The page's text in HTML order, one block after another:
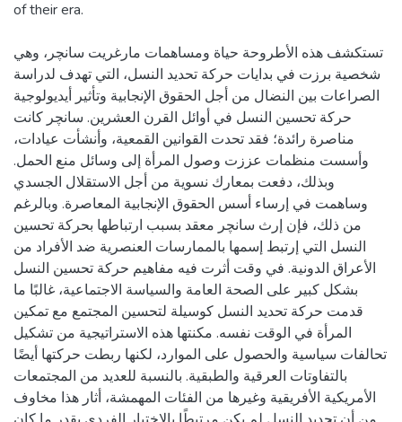
تستكشف هذه الأطروحة حياة ومساهمات مارغريت سانچر، وهي
شخصية برزت في بدايات حركة تحديد النسل، التي تهدف لدراسة
الصراعات بين النضال من أجل الحقوق الإنجابية وتأثير أيديولوجية
حركة تحسين النسل في أوائل القرن العشرين. سانچر كانت
مناصرة رائدة؛ فقد تحدت القوانين القمعية، وأنشأت عيادات،
وأسست منظمات عززت وصول المرأة إلى وسائل منع الحمل.
وبذلك، دفعت بمعارك نسوية من أجل الاستقلال الجسدي
وساهمت في إرساء أسس الحقوق الإنجابية المعاصرة. وبالرغم
من ذلك، فإن إرث سانچر معقد بسبب ارتباطها بحركة تحسين
النسل التي إرتبط إسمها بالممارسات العنصرية ضد الأفراد من
الأعراق الدونية. في وقت أثرت فيه مفاهيم حركة تحسين النسل
بشكل كبير على الصحة العامة والسياسة الاجتماعية، غالبًا ما
قدمت حركة تحديد النسل كوسيلة لتحسين المجتمع مع تمكين
المرأة في الوقت نفسه. مكنتها هذه الاستراتيجية من تشكيل
تحالفات سياسية والحصول على الموارد، لكنها ربطت حركتها أيضًا
بالتفاوتات العرقية والطبقية. بالنسبة للعديد من المجتمعات
الأمريكية الأفريقية وغيرها من الفئات المهمشة، أثار هذا مخاوف